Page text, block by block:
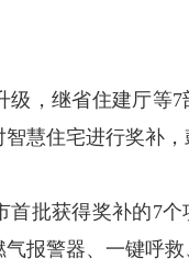
，继省住建厅等7
慧住宅进行奖补
批获得奖补的7个
报警器、一键呼